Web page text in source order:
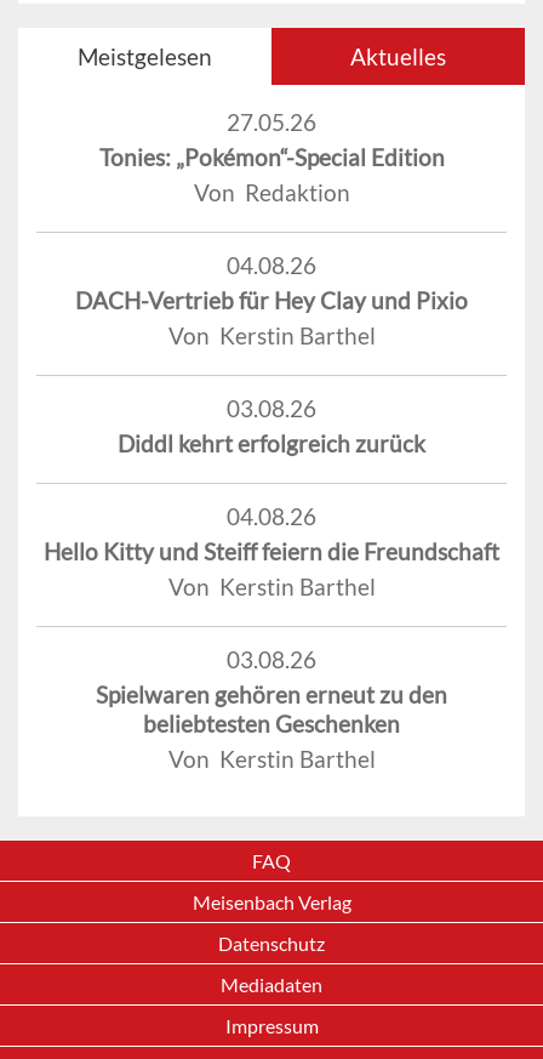
Meistgelesen Aktuelles
27.05.26
Tonies: „Pokémon“-Special Edition
Von Redaktion
04.08.26
DACH-Vertrieb für Hey Clay und Pixio
Von Kerstin Barthel
03.08.26
Diddl kehrt erfolgreich zurück
04.08.26
Hello Kitty und Steiff feiern die Freundschaft
Von Kerstin Barthel
03.08.26
Spielwaren gehören erneut zu den
beliebtesten Geschenken
Von Kerstin Barthel
FAQ
Meisenbach Verlag
Datenschutz
Mediadaten
Impressum